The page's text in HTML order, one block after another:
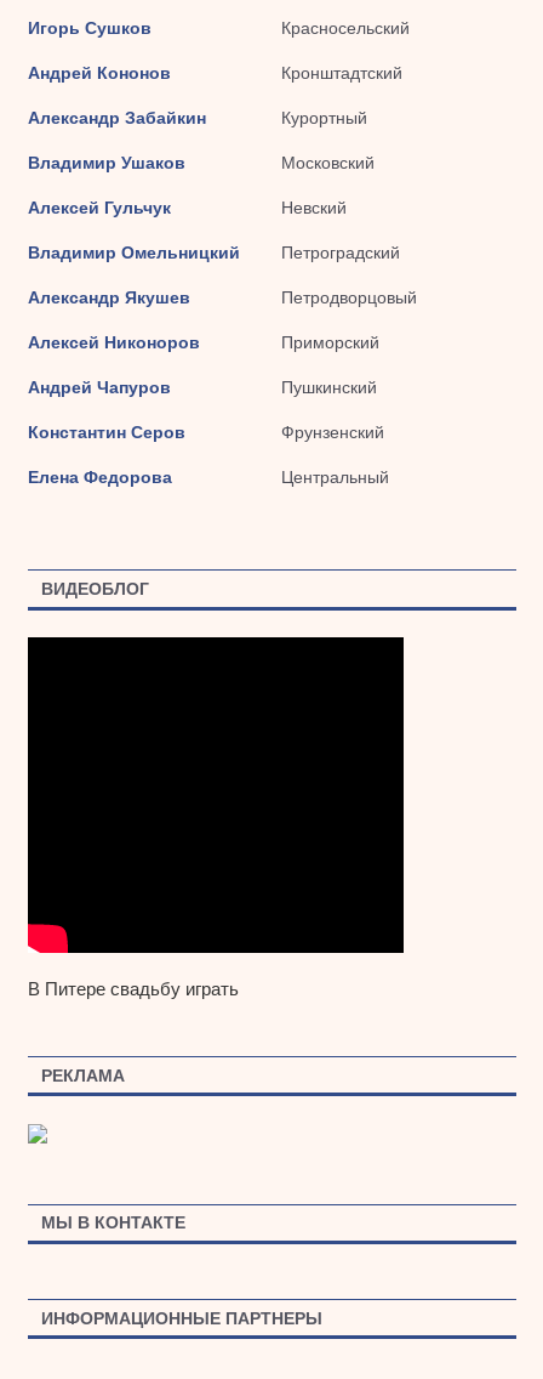
Игорь Сушков Красносельский
Андрей Кононов Кронштадтский
Александр Забайкин Курортный
Владимир Ушаков Московский
Алексей Гульчук Невский
Владимир Омельницкий Петроградский
Александр Якушев Петродворцовый
Алексей Никоноров Приморский
Андрей Чапуров Пушкинский
Константин Серов Фрунзенский
Елена Федорова Центральный
ВИДЕОБЛОГ
В Питере свадьбу играть
РЕКЛАМА
МЫ В КОНТАКТЕ
ИНФОРМАЦИОННЫЕ ПАРТНЕРЫ